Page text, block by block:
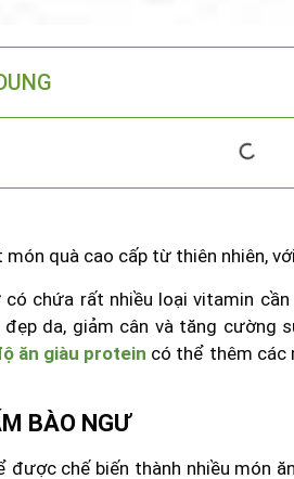
quà cao cấp từ thiên nhiên,
có chứa rất nhiều loại vitamin
da, giảm cân và tăng cường
ăn giàu protein có thể thêm các
BÀO NGƯ
được chế biến thành nhiều món